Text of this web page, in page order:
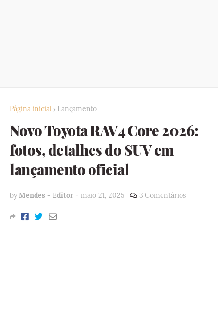
Página inicial Lançamento
Novo Toyota RAV4 Core 2026:
fotos, detalhes do SUV em
lançamento oficial
by Mendes - Editor - maio 21, 2025 3 Comentários